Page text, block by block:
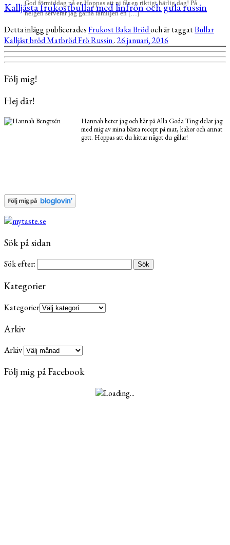
God förmiddag på er, Hoppas att ni får en riktigt härlig dag! På
helgen serverar jag gärna familjen en […]
Kalljästa frukostbullar med linfrön och gula russin
Detta inlägg publiceradesFrukostBakaBrödoch är taggatBullar
Kalljäst brödMatbrödFröRussin.26 januari, 2016
Följ mig!
Hej där!
Hannah heter jag och här på Alla Goda Ting delar jag
med mig av mina bästa recept på mat, kakor och annat
gott. Hoppas att du hittar något du gillar!
Sök på sidan
Sök efter:
Kategorier
Kategorier
Arkiv
Arkiv
Följ mig på Facebook